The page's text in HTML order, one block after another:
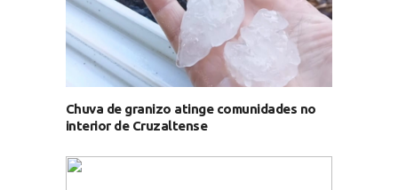
Chuva de granizo atinge comunidades no
interior de Cruzaltense